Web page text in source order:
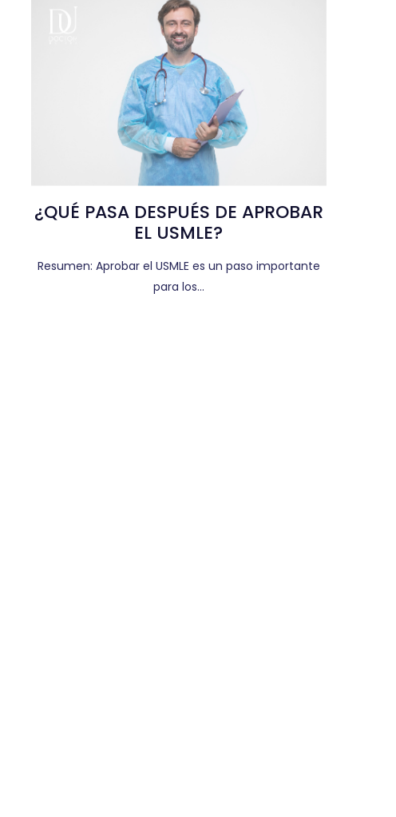
¿QUÉ PASA DESPUÉS DE APROBAR
EL USMLE?
Resumen: Aprobar el USMLE es un paso importante
para los…